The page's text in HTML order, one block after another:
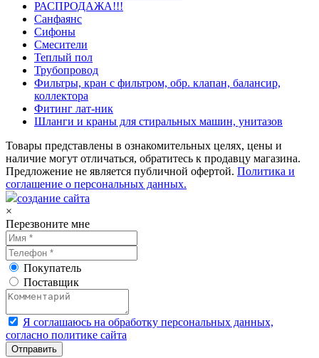
РАСПРОДАЖА!!!
Санфаянс
Сифоны
Смесители
Теплый пол
Трубопровод
Фильтры, кран с фильтром, обр. клапан, балансир,
коллектора
Фитинг лат-ник
Шланги и краны для стиральных машин, унитазов
Товары представлены в ознакомительных целях, цены и
наличие могут отличаться, обратитесь к продавцу магазина.
Предложение не является публичной офертой. Политика и
соглашение о персональных данных.
создание сайта
×
Перезвоните мне
Покупатель
Поставщик
Я соглашаюсь на обработку персональных данных,
согласно политике сайта